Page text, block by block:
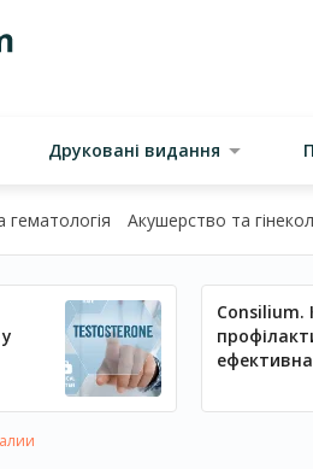
Друковані видання
гематологія Акушерство та
Consilium.
ефективна